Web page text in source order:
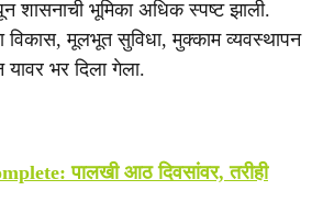
शासनाची भूमिका अधिक स्पष्ट झाली.
विकास, मूलभूत सुविधा, मुक्काम व्यवस्थापन
भर दिला गेला.
पालखी आठ दिवसांवर, तरीही